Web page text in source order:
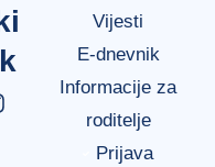
Vijesti
E-dnevnik
Informacije za
roditelje
Prijava